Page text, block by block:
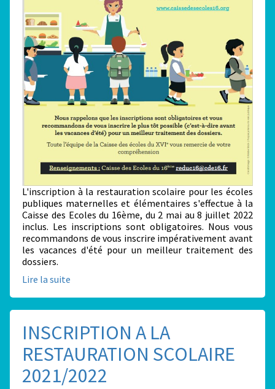
L'inscription à la restauration scolaire pour les écoles
publiques maternelles et élémentaires s'effectue à la
Caisse des Ecoles du 16ème, du 2 mai au 8 juillet 2022
inclus. Les inscriptions sont obligatoires. Nous vous
recommandons de vous inscrire impérativement avant
les vacances d'été pour un meilleur traitement des
dossiers.
Lire la suite
INSCRIPTION A LA
RESTAURATION SCOLAIRE
2021/2022